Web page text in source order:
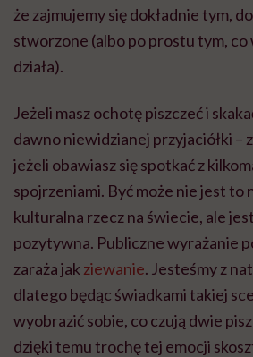
że zajmujemy się dokładnie tym,
stworzone (albo po prostu tym, co
działa).
Jeżeli masz ochotę piszczeć i
dawno niewidzianej przyjaciółki –
jeżeli obawiasz się spotkać z
spojrzeniami. Być może nie jest to
kulturalna rzecz na świecie, ale
pozytywna. Publiczne wyrażanie
zaraża jak ziewanie. Jesteśmy z
dlatego będąc świadkami takiej
wyobrazić sobie, co czują dwie
dzięki temu trochę tej emocji